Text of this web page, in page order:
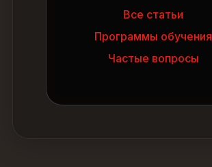
Все статьи
Программы обучения
Частые вопросы